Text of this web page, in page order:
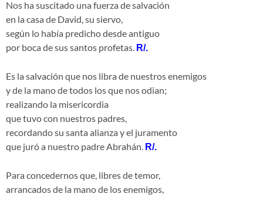
Nos ha suscitado una fuerza de salvación
en la casa de David, su siervo,
según lo había predicho desde antiguo
por boca de sus santos profetas. R/.
Es la salvación que nos libra de nuestros enemigos
y de la mano de todos los que nos odian;
realizando la misericordia
que tuvo con nuestros padres,
recordando su santa alianza y el juramento
que juró a nuestro padre Abrahán. R/.
Para concedernos que, libres de temor,
arrancados de la mano de los enemigos,